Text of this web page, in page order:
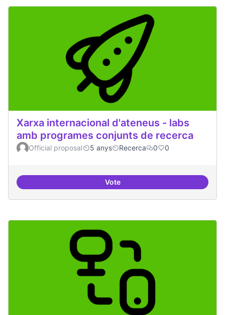
Xarxa internacional d'ateneus - labs
amb programes conjunts de recerca
Official proposal 5 anys Recerca 0 0
VoteXarxa internacional d'ateneus -